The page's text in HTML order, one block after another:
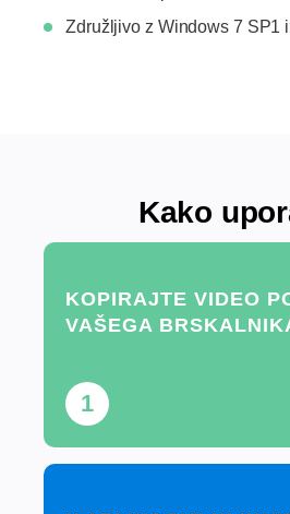
Združljivo z Windows 7 SP1
Kako
1
KOPIRAJTE VIDEO
VAŠEGA